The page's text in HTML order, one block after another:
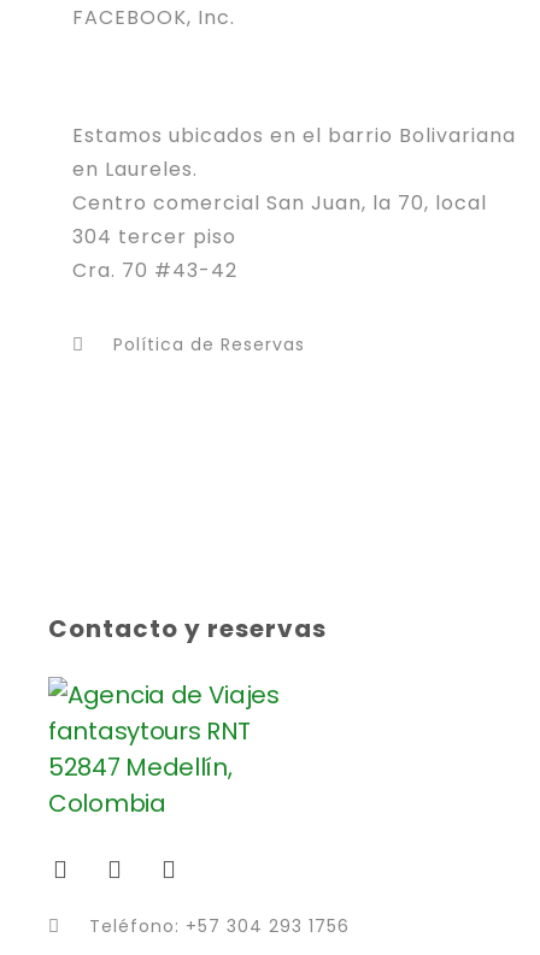
FACEBOOK, Inc.
Estamos ubicados en el barrio Bolivariana
en Laureles.
Centro comercial San Juan, la 70, local
304 tercer piso
Cra. 70 #43-42
Política de Reservas
Contacto y reservas
Teléfono: +57 304 293 1756